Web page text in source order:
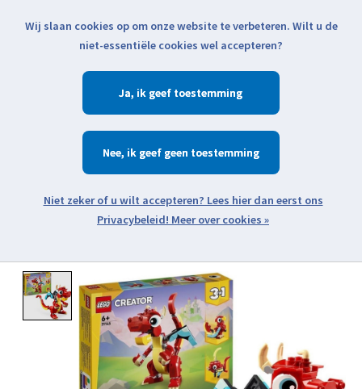
Klik voor actuele verzendinformatie...
Verlanglijst
Zoeken
Open webshop menu
Product image slideshow Items
Wij slaan cookies op om onze website te verbeteren. Wilt u de
niet-essentiële cookies wel accepteren?
Ja
Nee
Meer over cookies »